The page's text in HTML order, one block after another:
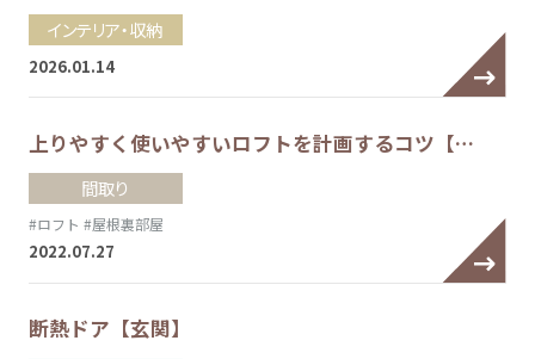
インテリア・収納
2026.01.14
上りやすく使いやすいロフトを計画するコツ【…
間取り
#ロフト #屋根裏部屋
2022.07.27
断熱ドア【玄関】